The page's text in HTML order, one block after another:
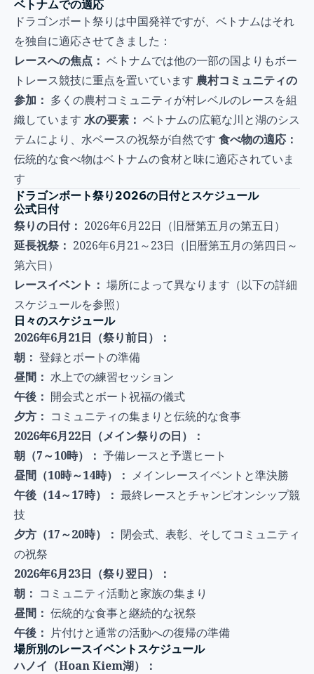
ベトナムでの適応
ドラゴンボート祭りは中国発祥ですが、ベトナムはそれ
を独自に適応させてきました：
レースへの焦点： ベトナムでは他の一部の国よりもボー
トレース競技に重点を置いています 農村コミュニティの
参加： 多くの農村コミュニティが村レベルのレースを組
織しています 水の要素： ベトナムの広範な川と湖のシス
テムにより、水ベースの祝祭が自然です 食べ物の適応：
伝統的な食べ物はベトナムの食材と味に適応されていま
す
ドラゴンボート祭り2026の日付とスケジュール
公式日付
祭りの日付： 2026年6月22日（旧暦第五月の第五日）
延長祝祭： 2026年6月21～23日（旧暦第五月の第四日～
第六日）
レースイベント： 場所によって異なります（以下の詳細
スケジュールを参照）
日々のスケジュール
2026年6月21日（祭り前日）：
朝： 登録とボートの準備
昼間： 水上での練習セッション
午後： 開会式とボート祝福の儀式
夕方： コミュニティの集まりと伝統的な食事
2026年6月22日（メイン祭りの日）：
朝（7～10時）： 予備レースと予選ヒート
昼間（10時～14時）： メインレースイベントと準決勝
午後（14～17時）： 最終レースとチャンピオンシップ競
技
夕方（17～20時）： 閉会式、表彰、そしてコミュニティ
の祝祭
2026年6月23日（祭り翌日）：
朝： コミュニティ活動と家族の集まり
昼間： 伝統的な食事と継続的な祝祭
午後： 片付けと通常の活動への復帰の準備
場所別のレースイベントスケジュール
ハノイ（Hoan Kiem湖）：